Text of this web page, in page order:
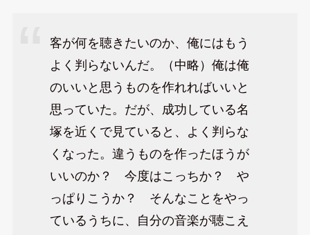
客が何を聴きたいのか、俺にはもう
よく判らないんだ。（中略）俺は俺
のいいと思うものを作れればいいと
思っていた。だが、成功している名
塚を近くで見ていると、よく判らな
くなった。違うものを作ったほうが
いいのか？ 今度はこっちか？ や
っぱりこうか？ そんなことをやっ
ているうちに、自分の音楽が聴こえ